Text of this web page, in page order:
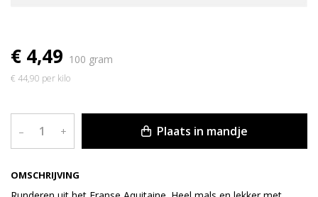
OMSCHRIJVING
€ 4,49 100 gram
€ 44,90 per kilo
– + Plaats in mandje